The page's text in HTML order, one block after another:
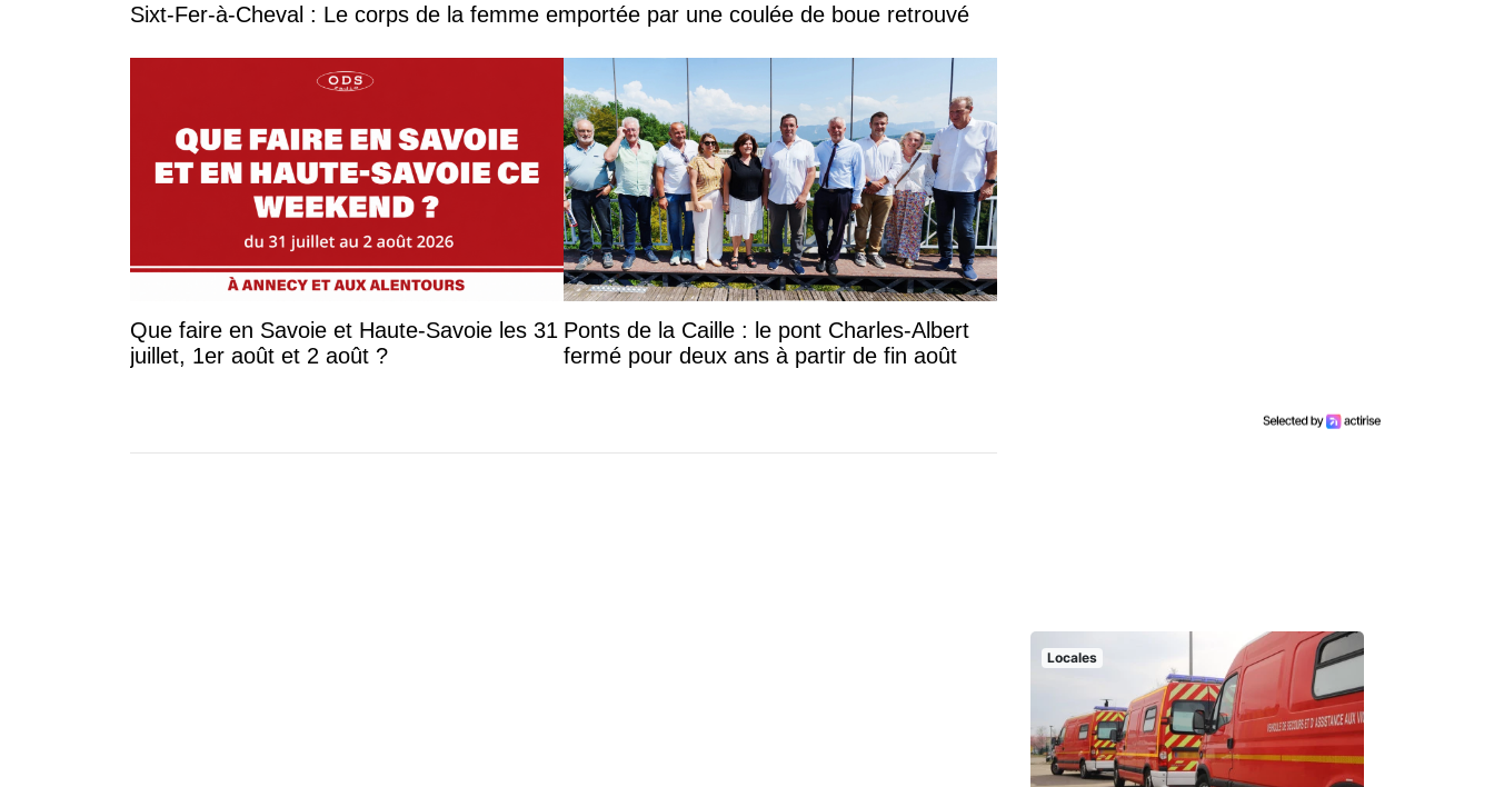
Sixt-Fer-à-Cheval : Le corps de la femme emportée par une coulée de boue retrouvé
Que faire en Savoie et Haute-Savoie les 31
juillet, 1er août et 2 août ?
Ponts de la Caille : le pont Charles-Albert
fermé pour deux ans à partir de fin août
Locales